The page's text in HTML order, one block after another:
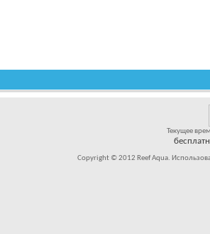
Текущее
Copyright © 2012 Reef Aqua.